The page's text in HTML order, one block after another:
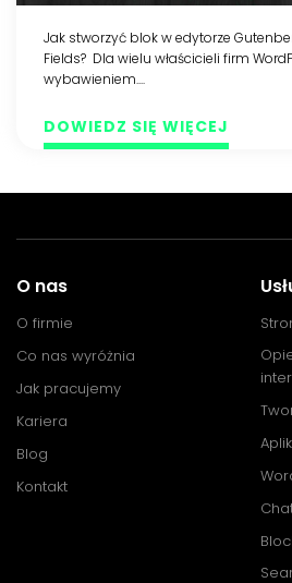
Jak stworzyć blok w edytorze
Fields? Dla wielu właścicieli firm
wybawieniem....
DOWIEDZ SIĘ WIĘCEJ
Support
The Makers.
O nas
O firmie
Co nas wyróżnia
Jak pracujemy
Kariera
Blog
Kontakt